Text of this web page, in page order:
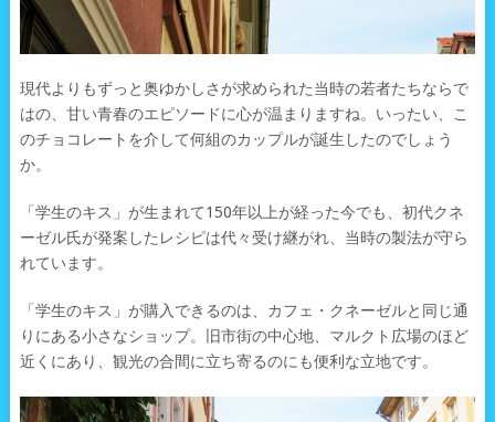
現代よりもずっと奥ゆかしさが求められた当時の若者たちならで
はの、甘い青春のエピソードに心が温まりますね。いったい、こ
のチョコレートを介して何組のカップルが誕生したのでしょう
か。
「学生のキス」が生まれて150年以上が経った今でも、初代クネ
ーゼル氏が発案したレシピは代々受け継がれ、当時の製法が守ら
れています。
「学生のキス」が購入できるのは、カフェ・クネーゼルと同じ通
りにある小さなショップ。旧市街の中心地、マルクト広場のほど
近くにあり、観光の合間に立ち寄るのにも便利な立地です。